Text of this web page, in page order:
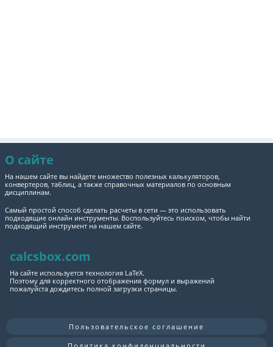
О сайте
На нашем сайте вы найдете множество полезных калькуляторов,
конвертеров, таблиц, а также справочных материалов по основным
дисциплинам.
Самый простой способ сделать расчеты в сети — это использовать
подходящие онлайн инструменты. Воспользуйтесь поиском, чтобы найти
подходящий инструмент на нашем сайте.
calcsbox.com
На сайте используется технология LaTeX.
Поэтому для корректного отображения формул и выражений
пожалуйста дождитесь полной загрузки страницы.
Пользовательское соглашение